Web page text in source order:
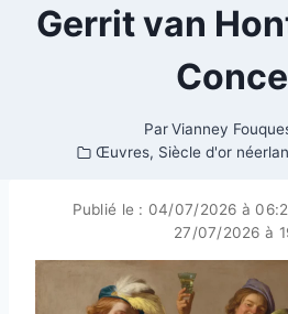
Gerrit van
ParVianney
Œuvres, Siècle d'or
Publié le : 04/07/2026 à
27/07/2026 à